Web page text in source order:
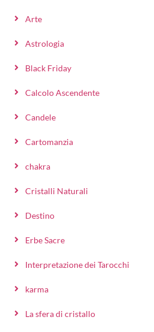
Arte
Astrologia
Black Friday
Calcolo Ascendente
Candele
Cartomanzia
chakra
Cristalli Naturali
Destino
Erbe Sacre
Interpretazione dei Tarocchi
karma
La sfera di cristallo